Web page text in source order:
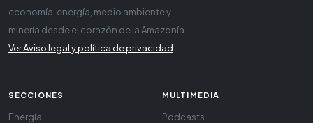
economía, energía, medio ambiente y
minería desde el corazón de la Amazonía
Ver Aviso legal y política de privacidad
SECCIONES
Energía
MULTIMEDIA
Podcasts